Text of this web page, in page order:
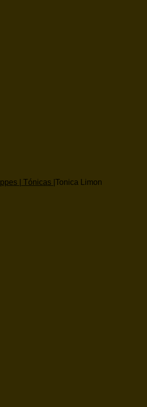
| Tónicas | Tonica Limon